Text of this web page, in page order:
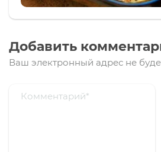
Добавить
Ваш электронный адрес не